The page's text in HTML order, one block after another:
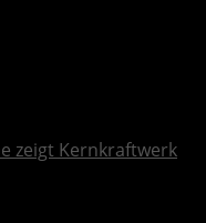
zeigt Kernkraftwerk